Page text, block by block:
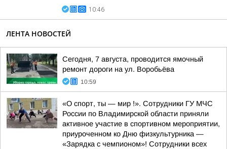
10:46
ЛЕНТА НОВОСТЕЙ
Сегодня, 7 августа, проводится ямочный
ремонт дороги на ул. Воробьёва
10:59
«О спорт, ты — мир !». Сотрудники ГУ МЧС
России по Владимирской области приняли
активное участие в спортивном мероприятии,
приуроченном ко Дню физкультурника —
«Зарядка с чемпионом»! Сотрудники всех